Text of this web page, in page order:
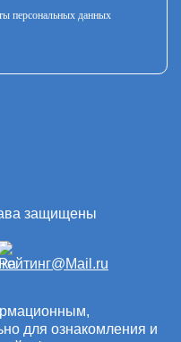
персональных данных
защищены
для ознакомления и